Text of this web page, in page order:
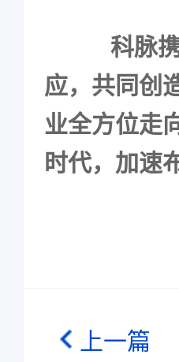
科脉
应，共同创
业全方位走
时代，加速
上一篇